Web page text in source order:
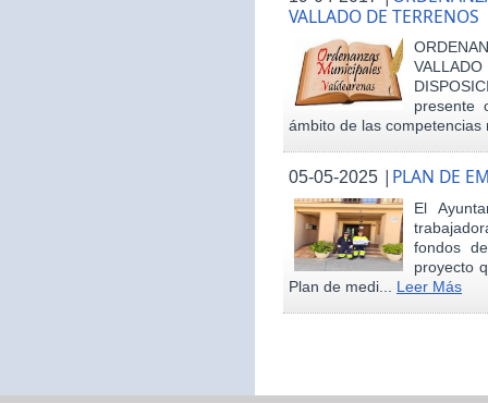
VALLADO DE TERRENOS
presente
ámbito de las
05-05-2025 | PLAN DE
El
fondos
proyecto
Plan de medi... Leer Más